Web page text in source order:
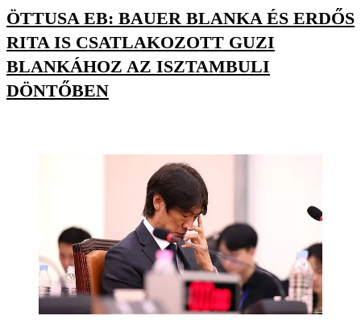
ÖTTUSA EB: BAUER BLANKA ÉS ERDŐS
RITA IS CSATLAKOZOTT GUZI
BLANKÁHOZ AZ ISZTAMBULI
DÖNTŐBEN